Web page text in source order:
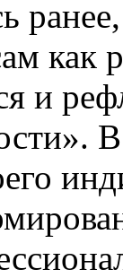
как
и